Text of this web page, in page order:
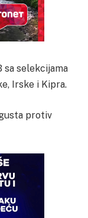
sa selekcijama
Irske i Kipra.
protiv